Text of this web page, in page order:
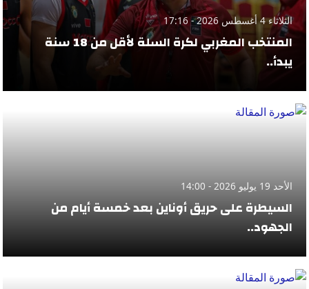
الثلاثاء 4 أغسطس 2026 - 17:16
المنتخب المغربي لكرة السلة لأقل من 18 سنة
يبدأ..
الأحد 19 يوليو 2026 - 14:00
السيطرة على حريق أوناين بعد خمسة أيام من
الجهود..